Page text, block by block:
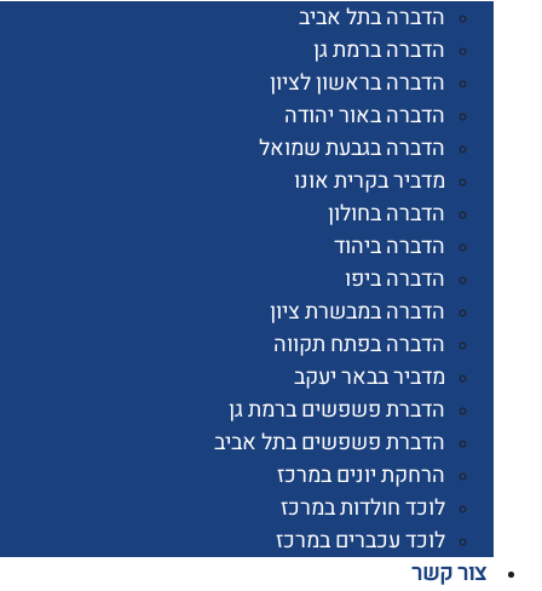
הדברה בתל אביב
הדברה ברמת גן
הדברה בראשון לציון
הדברה באור יהודה
הדברה בגבעת שמואל
מדביר בקרית אונו
הדברה בחולון
הדברה ביהוד
הדברה ביפו
הדברה במבשרת ציון
הדברה בפתח תקווה
מדביר בבאר יעקב
הדברת פשפשים ברמת גן
הדברת פשפשים בתל אביב
הרחקת יונים במרכז
לוכד חולדות במרכז
לוכד עכברים במרכז
קשר